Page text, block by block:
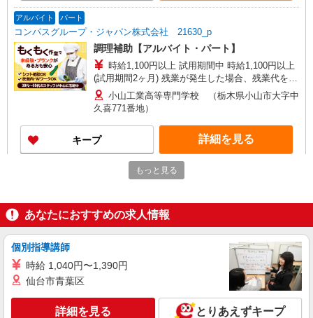
アルバイト パート
コンパスグループ・ジャパン株式会社 21630_p
調理補助【アルバイト・パート】
時給1,100円以上 試用期間中 時給1,100円以上
(試用期間2ヶ月) 残業が発生した場合、残業代を1
分単位で別途支給します。
小山工業高等専門学校 （栃木県小山市大字中
久喜771番地）
キープ 詳細を見る
調理師【アルバイト・パート】
時給1,300円以上 試用期間中 時給1,300円以上
(試用期間2ヶ月) 残業が発生した場合、残業代を1
小山工業高等専門学校 （栃木県小山市大字中
久喜771番地）
詳細を見る
もっと見る
あなたにおすすめの求人情報
個別指導講師
時給 1,040円〜1,390円
仙台市青葉区
詳細を見る とりあえずキープ